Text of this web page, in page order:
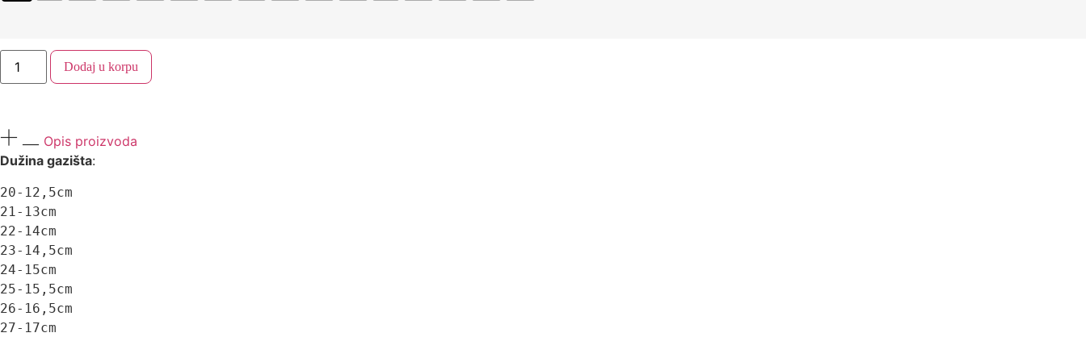
Dodaj u korpu
Opis proizvoda
Dužina gazišta:
20-12,5cm
21-13cm
22-14cm
23-14,5cm
24-15cm
25-15,5cm
26-16,5cm
27-17cm